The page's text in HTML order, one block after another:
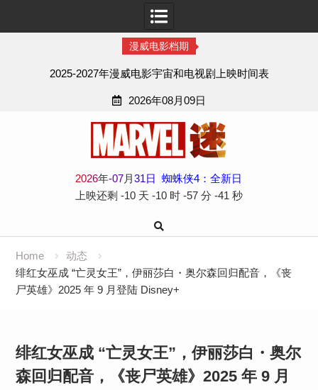
漫威电影档期
2025-2027年漫威电影宇宙和电视剧上映时间表
2026年08月09日
2026年-07月31日
蜘蛛侠4：全新日
上映还剩 -10 天 -10 时 -57 分 -42 秒
Home
动态
绯红女巫成 “亡灵女王”，伊丽莎白・奥尔森回归配音，《丧
尸英雄》2025 年 9 月登陆 Disney+
绯红女巫成 “亡灵女王”，伊丽莎白・奥尔
森回归配音，《丧尸英雄》2025 年 9 月